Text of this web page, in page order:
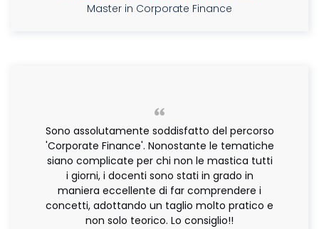
Master in Corporate Finance
Sono assolutamente soddisfatto del percorso
'Corporate Finance'. Nonostante le tematiche
siano complicate per chi non le mastica tutti
i giorni, i docenti sono stati in grado in
maniera eccellente di far comprendere i
concetti, adottando un taglio molto pratico e
non solo teorico. Lo consiglio!!